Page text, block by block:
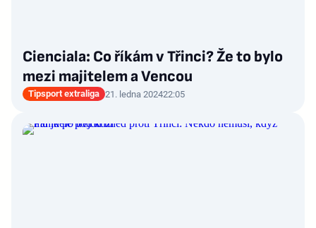
Cienciala: Co říkám v Třinci? Že to bylo
mezi majitelem a Vencou
Tipsport extraliga 21. ledna 202422:05